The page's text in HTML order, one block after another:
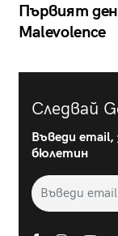
Първият ден
Malevolence
Следвай
Въведи email,
бюлетин